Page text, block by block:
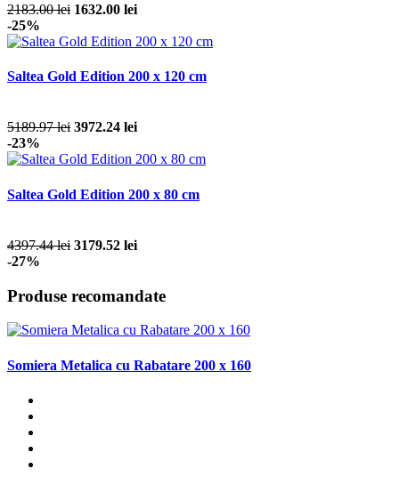
2183.00 lei 1632.00 lei
-25%
Saltea Gold Edition 200 x 120 cm
5189.97 lei 3972.24 lei
-23%
Saltea Gold Edition 200 x 80 cm
4397.44 lei 3179.52 lei
-27%
Produse recomandate
Somiera Metalica cu Rabatare 200 x 160